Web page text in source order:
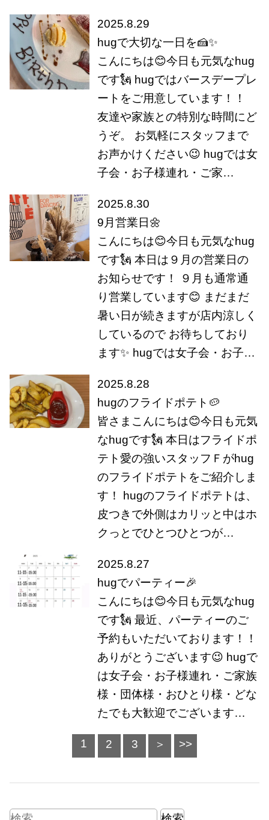
2025.8.29
hugで大切な一日を🍰✨
こんにちは😊今日も元気なhug
です🗽 hugではバースデープレ
ートをご用意しています！！
友達や家族との特別な時間にど
うぞ。 お気軽にスタッフまで
お声かけください😉 hugでは女
子会・お子様連れ・ご家…
2025.8.30
9月営業日🌼
こんにちは😊今日も元気なhug
です🗽 本日は９月の営業日の
お知らせです！ ９月も通常通
り営業しています😊 まだまだ
暑い日が続きますが店内涼しく
しているので お待ちしており
ます✨ hugでは女子会・お子…
2025.8.28
hugのフライドポテト🥔
皆さまこんにちは😊今日も元気
なhugです🗽 本日はフライドポ
テト愛の強いスタッフＦがhug
のフライドポテトをご紹介しま
す！ hugのフライドポテトは、
皮つきで外側はカリッと中はホ
クっとでひとつひとつが…
2025.8.27
hugでパーティー🎉
こんにちは😊今日も元気なhug
です🗽 最近、パーティーのご
予約もいただいております！！
ありがとうございます😉 hugで
は女子会・お子様連れ・ご家族
様・団体様・おひとり様・どな
たでも大歓迎でございます…
1 2 3 ＞ >>
検